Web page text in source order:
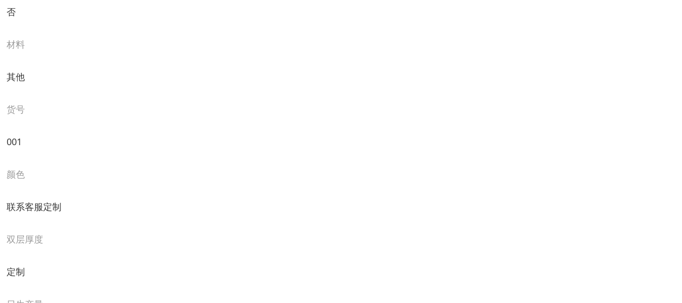
否
材料
其他
货号
001
颜色
联系客服定制
双层厚度
定制